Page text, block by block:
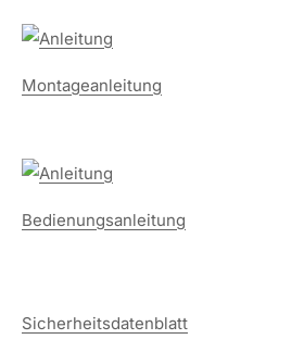
Montageanleitung
Bedienungsanleitung
Sicherheitsdatenblatt